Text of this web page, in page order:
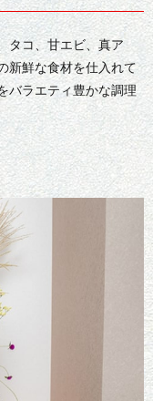
タコ、甘エビ、真ア
新鮮な食材を仕入れて
バラエティ豊かな調理